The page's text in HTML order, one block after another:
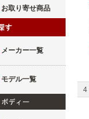
お取り寄せ商品
メーカー一覧
モデル一覧
4